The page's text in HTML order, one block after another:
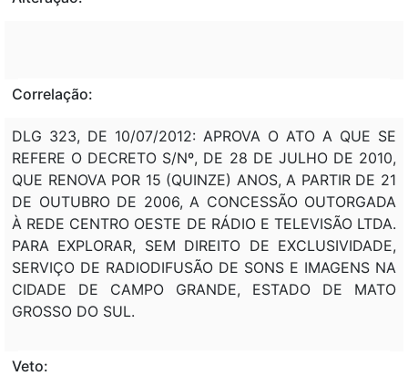
Correlação:
DLG 323, DE 10/07/2012: APROVA O ATO A QUE SE
REFERE O DECRETO S/Nº, DE 28 DE JULHO DE 2010,
QUE RENOVA POR 15 (QUINZE) ANOS, A PARTIR DE 21
DE OUTUBRO DE 2006, A CONCESSÃO OUTORGADA
À REDE CENTRO OESTE DE RÁDIO E TELEVISÃO LTDA.
PARA EXPLORAR, SEM DIREITO DE EXCLUSIVIDADE,
SERVIÇO DE RADIODIFUSÃO DE SONS E IMAGENS NA
CIDADE DE CAMPO GRANDE, ESTADO DE MATO
GROSSO DO SUL.
Veto: